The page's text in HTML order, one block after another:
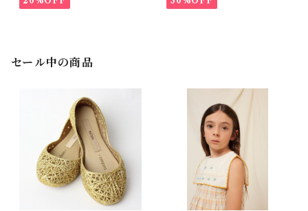
セール中の商品